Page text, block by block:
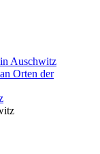
Auschwitz
Orten der